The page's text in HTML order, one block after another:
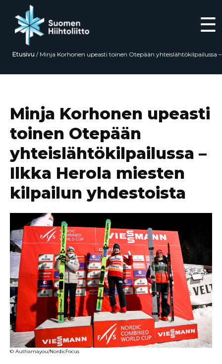
☰
Etusivu / Minja Korhonen upeasti toinen Otepään yhteislähtökilpailussa –
Minja Korhonen upeasti
toinen Otepään
yhteislähtökilpailussa –
Ilkka Herola miesten
kilpailun yhdestoista
© Authamayou/NordicFocus